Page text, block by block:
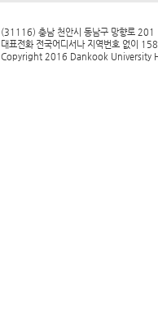
(31116) 충남 천안시 동남구 망향로 201
대표전화 전국어디서나 지역번호 없이
Copyright 2016 Dankook University